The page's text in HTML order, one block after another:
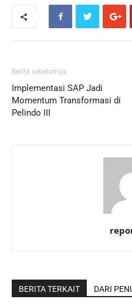
Berita sebelumya
Implementasi SAP Jadi
Momentum Transformasi di
Pelindo III
BERITA TERKAIT DARI